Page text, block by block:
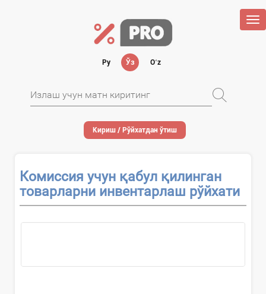
Ру Ўз Oʻz
Кириш / Рўйхатдан ўтиш
Комиссия учун қабул қилинган
товарларни инвентарлаш рўйхати